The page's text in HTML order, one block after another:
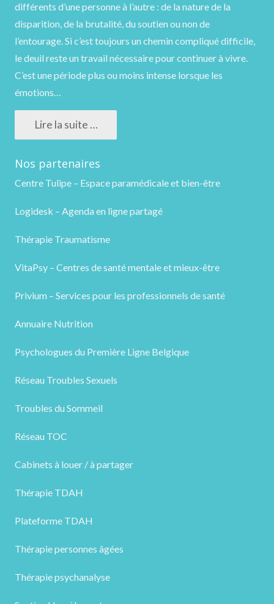
différents d’une personne à l’autre : de la nature de la
disparition, de la brutalité, du soutien ou non de
l’entourage. Si c’est toujours un chemin compliqué difficile,
le deuil reste un travail nécessaire pour continuer à vivre.
C’est une période plus ou moins intense lorsque les
émotions…
Lire la suite …
Nos partenaires
Centre Tulipe – Espace paramédicale et bien-être
Logidesk – Agenda en ligne partagé
Thérapie Traumatisme
VitaPsy – Centres de santé mentale et mieux-être
Privium – Services pour les professionnels de santé
Annuaire Nutrition
Psychologues du Première Ligne Belgique
Réseau Troubles Sexuels
Troubles du Sommeil
Réseau TOC
Cabinets à louer / à partager
Thérapie TDAH
Plateforme TDAH
Thérapie personnes âgées
Thérapie psychanalyse